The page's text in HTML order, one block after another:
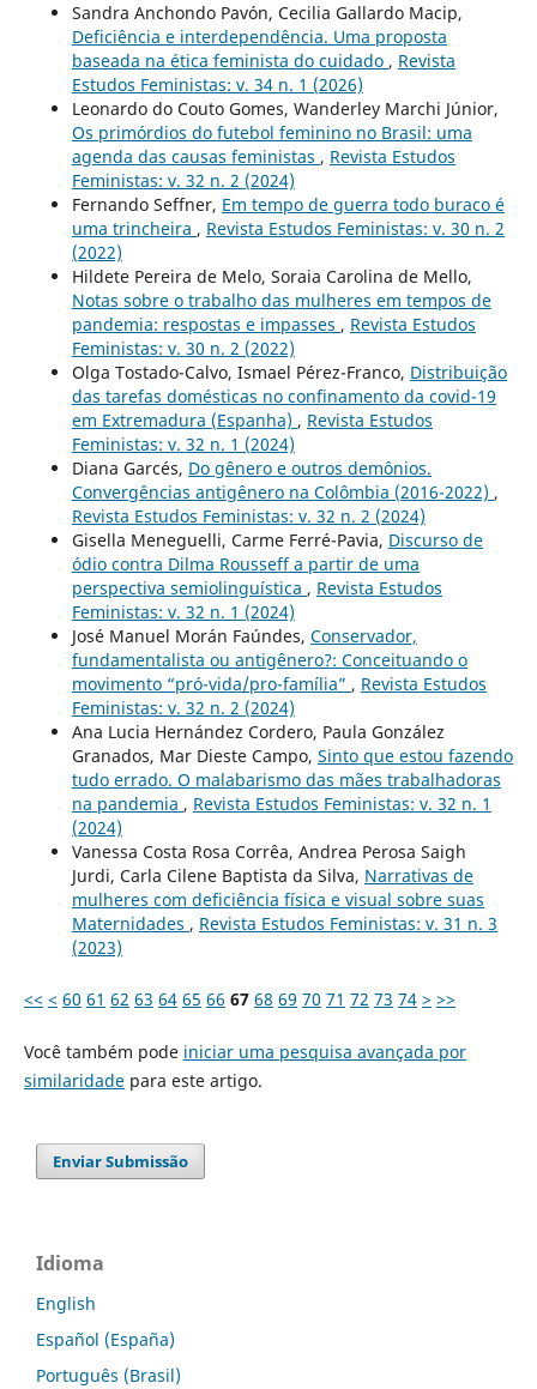
Sandra Anchondo Pavón, Cecilia Gallardo Macip,
Deficiência e interdependência. Uma proposta
baseada na ética feminista do cuidado , Revista
Estudos Feministas: v. 34 n. 1 (2026)
Leonardo do Couto Gomes, Wanderley Marchi Júnior,
Os primórdios do futebol feminino no Brasil: uma
agenda das causas feministas , Revista Estudos
Feministas: v. 32 n. 2 (2024)
Fernando Seffner, Em tempo de guerra todo buraco é
uma trincheira , Revista Estudos Feministas: v. 30 n. 2
(2022)
Hildete Pereira de Melo, Soraia Carolina de Mello,
Notas sobre o trabalho das mulheres em tempos de
pandemia: respostas e impasses , Revista Estudos
Feministas: v. 30 n. 2 (2022)
Olga Tostado-Calvo, Ismael Pérez-Franco, Distribuição
das tarefas domésticas no confinamento da covid-19
em Extremadura (Espanha) , Revista Estudos
Feministas: v. 32 n. 1 (2024)
Diana Garcés, Do gênero e outros demônios.
Convergências antigênero na Colômbia (2016-2022) ,
Revista Estudos Feministas: v. 32 n. 2 (2024)
Gisella Meneguelli, Carme Ferré-Pavia, Discurso de
ódio contra Dilma Rousseff a partir de uma
perspectiva semiolinguística , Revista Estudos
Feministas: v. 32 n. 1 (2024)
José Manuel Morán Faúndes, Conservador,
fundamentalista ou antigênero?: Conceituando o
movimento “pró-vida/pro-família” , Revista Estudos
Feministas: v. 32 n. 2 (2024)
Ana Lucia Hernández Cordero, Paula González
Granados, Mar Dieste Campo, Sinto que estou fazendo
tudo errado. O malabarismo das mães trabalhadoras
na pandemia , Revista Estudos Feministas: v. 32 n. 1
(2024)
Vanessa Costa Rosa Corrêa, Andrea Perosa Saigh
Jurdi, Carla Cilene Baptista da Silva, Narrativas de
mulheres com deficiência física e visual sobre suas
Maternidades , Revista Estudos Feministas: v. 31 n. 3
(2023)
<< < 60 61 62 63 64 65 66 67 68 69 70 71 72 73 74 > >>
Você também pode iniciar uma pesquisa avançada por
similaridadepara este artigo.
Enviar Submissão
Idioma
English
Español (España)
Português (Brasil)